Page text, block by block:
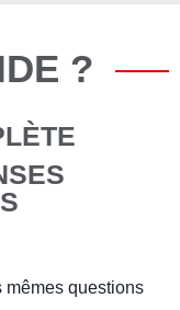
?
mêmes questions